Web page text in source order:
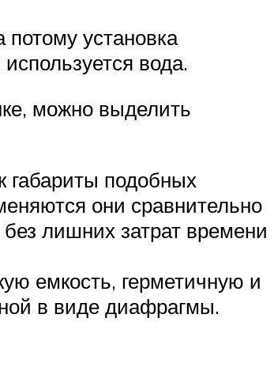
установка
вода.
можно выделить
габариты подобных
они сравнительно
лишних затрат времени
емкость, герметичную и
в виде диафрагмы.